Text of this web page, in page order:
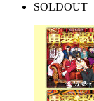
SOLDOUT